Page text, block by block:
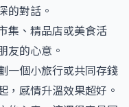
的對話。
集、精品店或美食活
友的心意。
一個小旅行或共同存錢
，感情升溫效果超好。